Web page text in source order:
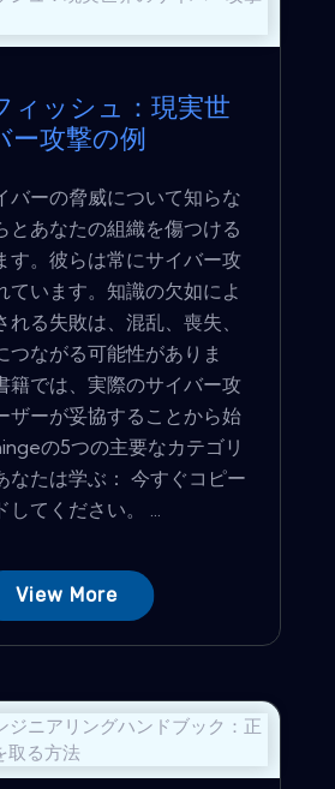
ィッシュ：現実世
ー攻撃の例
バーの脅威について知らな
とあなたの組織を傷つける
す。彼らは常にサイバー攻
ています。知識の欠如によ
れる失敗は、混乱、喪失、
つながる可能性がありま
籍では、実際のサイバー攻
ザーが妥協することから始
の5つの主要なカテゴリ
なたは学ぶ： 今すぐコピー
てください。 ...
View More